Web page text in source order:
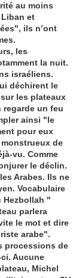
au moins
et
ils n’ont
les
la nuit.
israéliens.
déchirent le
les plateaux
regarde un feu
ainsi "le
pour eux
monstrueux de
vu. Comme
le déclin.
Arabes. Ils ne
Vocabulaire
Hezbollah "
parlera
le mot et dire
arabe".
processions de
Aucune
Michel